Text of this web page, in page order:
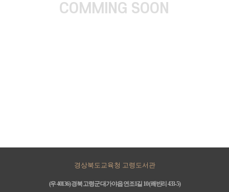
COMMING SOON
경상북도교육청 고령도서관
(우 40136) 경북 고령군 대가야읍 연조1길 10 (쾌빈리 433-5)